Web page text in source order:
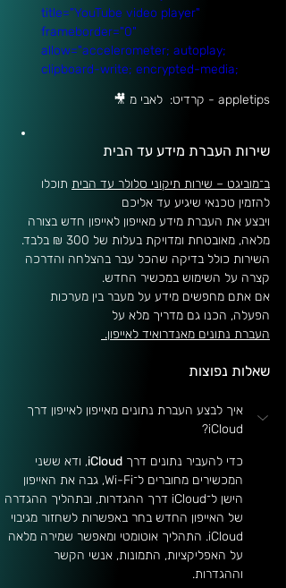
title="YouTube video player"
frameborder="0"
allow="accelerometer; autoplay;
clipboard-write; encrypted-media;
share" referrerpolicy="strict-origin-
🎥 קרדיט:  לאבי מ - appletips
שירות העברת מידע עד הבית
ב־מוביגט – שירות תיקוני סלולר עד הבית תוכלו
להזמין טכנאי שיגיע עד אליכם
ויבצע את העברת מידע מאייפון לאייפון חדש בצורה
מלאה, מאובטחת ומדויקת בעלות של 300 ₪ בלבד.
השירות כולל בדיקה שהכל עבר בהצלחה והדרכה
קצרה על השימוש במכשיר החדש.
אם אתם מחפשים מידע על מעבר בין מערכות
הפעלה, הכנו גם מדריך מלא על
העברת נתונים מאנדרואיד לאייפון.
שאלות נפוצות
איך לבצע העברת נתונים מאייפון לאייפון דרך
iCloud?
כדי להעביר נתונים דרך iCloud, ודא ששני
המכשירים מחוברים ל־Wi-Fi, גבה את האייפון
הישן ל־iCloud דרך ההגדרות, ובתהליך ההגדרה
של האייפון החדש בחר באפשרות לשחזור מגיבוי
iCloud. התהליך אוטומטי ומאפשר שמירה מלאה
על האפליקציות, התמונות, אנשי הקשר
וההגדרות.